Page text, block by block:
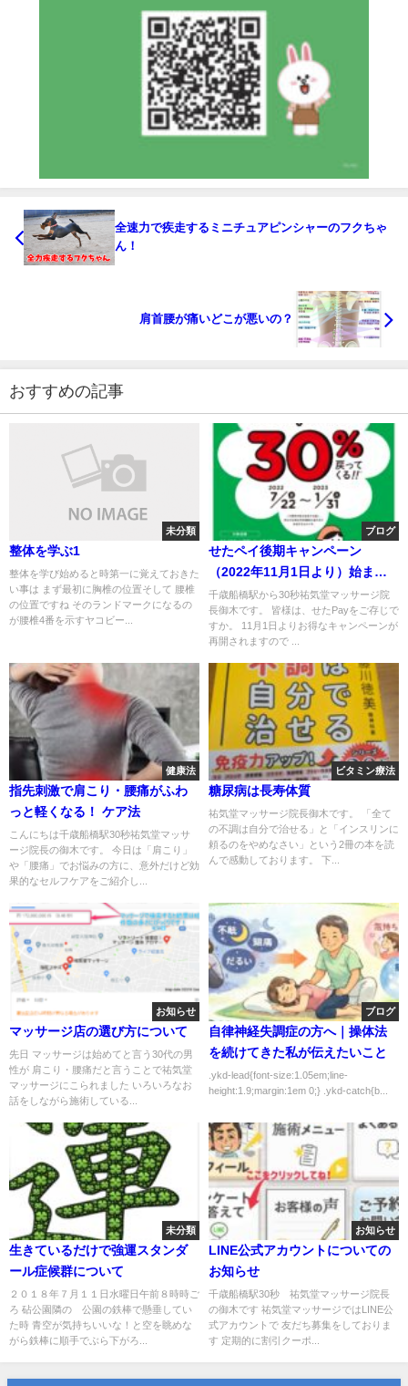
全速力で疾走するミニチュアピンシャーのフクちゃ
ん！
肩首腰が痛いどこが悪いの？
おすすめの記事
未分類
整体を学ぶ1
整体を学び始めると時第一に覚えておきた
い事は まず最初に胸椎の位置そして 腰椎
の位置ですね そのランドマークになるの
が腰椎4番を示すヤコビー...
ブログ
せたペイ後期キャンペーン
（2022年11月1日より）始まり
ます。
千歳船橋駅から30秒祐気堂マッサージ院
長御木です。 皆様は、せたPayをご存じで
すか。 11月1日よりお得なキャンペーンが
再開されますので ...
健康法
指先刺激で肩こり・腰痛がふわ
っと軽くなる！ ケア法
こんにちは千歳船橋駅30秒祐気堂マッサ
ージ院長の御木です。 今日は「肩こり」
や「腰痛」でお悩みの方に、意外だけど効
果的なセルフケアをご紹介し...
ビタミン療法
糖尿病は長寿体質
祐気堂マッサージ院長御木です。 「全て
の不調は自分で治せる」と「インスリンに
頼るのをやめなさい」という2冊の本を読
んで感動しております。 下...
お知らせ
マッサージ店の選び方について
先日 マッサージは始めてと言う30代の男
性が 肩こり・腰痛だと言うことで祐気堂
マッサージにこられました いろいろなお
話をしながら施術している...
ブログ
自律神経失調症の方へ｜操体法
を続けてきた私が伝えたいこと
.ykd-lead{font-size:1.05em;line-
height:1.9;margin:1em 0;} .ykd-catch{b...
未分類
生きているだけで強運スタンダ
ール症候群について
２０１８年７月１１日水曜日午前８時時ご
ろ 砧公園隣の 公園の鉄棒で懸垂してい
た時 青空が気持ちいいな！と空を眺めな
がら鉄棒に順手でぶら下がろ...
お知らせ
LINE公式アカウントについての
お知らせ
千歳船橋駅30秒 祐気堂マッサージ院長
の御木です 祐気堂マッサージではLINE公
式アカウントで 友だち募集をしておりま
す 定期的に割引クーポ...